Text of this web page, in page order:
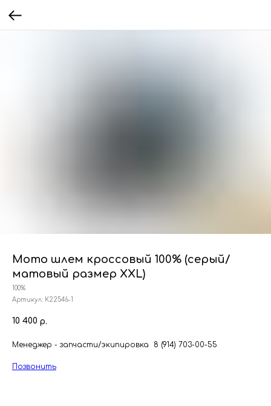
Мото шлем кроссовый 100% (серый/
матовый размер XXL)
100%
Артикул: К22546-1
10 400 р.
Менеджер - запчасти/экипировка 8 (914) 703-00-55
Позвонить